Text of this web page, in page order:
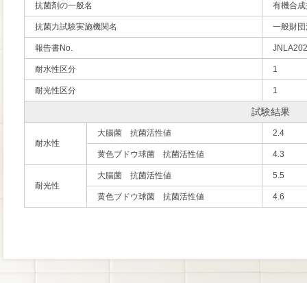
抗菌剤の一般名 有機合
抗菌力試験実施機関名 一般財
報告書No.
耐水性区分 1
耐光性区分 1
試験結果
耐水性
大腸菌 抗菌活性値 2.4
黄色ブドウ球菌 抗菌活性値 4.3
耐光性
大腸菌 抗菌活性値 5.5
黄色ブドウ球菌 抗菌活性値 4.6